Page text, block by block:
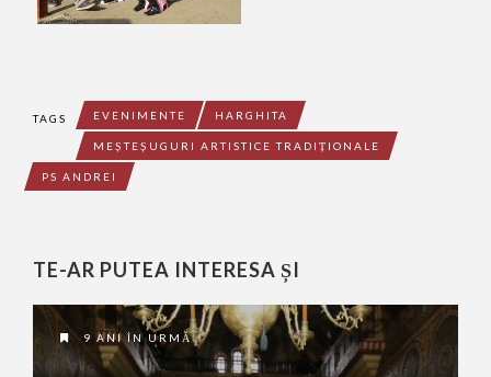
TAGS EVENIMENTE HARGHITA
MEȘTEȘUGURI ARTISTICE TRADIȚIONALE
PS ANDREI
TE-AR PUTEA INTERESA ȘI
9 ANI ÎN URMĂ